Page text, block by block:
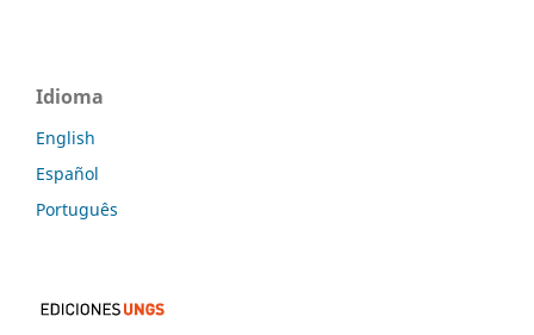
Idioma
English
Español
Português